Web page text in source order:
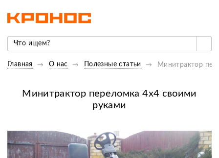
Главная О нас Полезные статьи Минитрактор
Минитрактор переломка 4х4 своими
руками